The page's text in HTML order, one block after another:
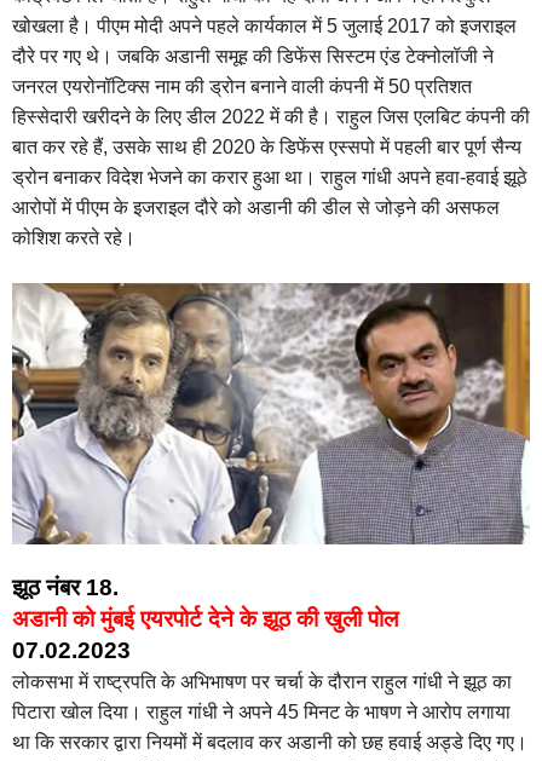
खोखला है। पीएम मोदी अपने पहले कार्यकाल में 5 जुलाई 2017 को इजराइल
दौरे पर गए थे। जबकि अडानी समूह की डिफेंस सिस्टम एंड टेक्नोलॉजी ने
जनरल एयरोनॉटिक्स नाम की ड्रोन बनाने वाली कंपनी में 50 प्रतिशत
हिस्सेदारी खरीदने के लिए डील 2022 में की है। राहुल जिस एलबिट कंपनी की
बात कर रहे हैं, उसके साथ ही 2020 के डिफेंस एस्सपो में पहली बार पूर्ण सैन्य
ड्रोन बनाकर विदेश भेजने का करार हुआ था। राहुल गांधी अपने हवा-हवाई झूठे
आरोपों में पीएम के इजराइल दौरे को अडानी की डील से जोड़ने की असफल
कोशिश करते रहे।
झूठ नंबर 18.
अडानी को मुंबई एयरपोर्ट देने के झूठ की खुली पोल
07.02.2023
लोकसभा में राष्ट्रपति के अभिभाषण पर चर्चा के दौरान राहुल गांधी ने झूठ का
पिटारा खोल दिया। राहुल गांधी ने अपने 45 मिनट के भाषण ने आरोप लगाया
था कि सरकार द्वारा नियमों में बदलाव कर अडानी को छह हवाई अड्डे दिए गए।